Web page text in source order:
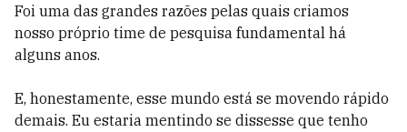
Foi uma das grandes razões pelas quais criamos
nosso próprio time de pesquisa fundamental há
alguns anos.
E, honestamente, esse mundo está se movendo rápido
demais. Eu estaria mentindo se dissesse que tenho